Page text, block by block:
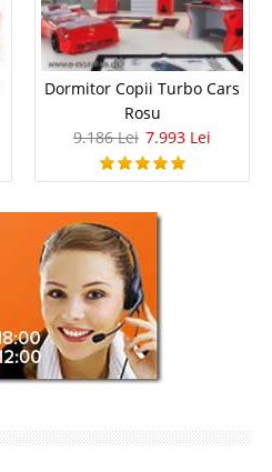
Dormitor Copii Turbo Cars
Rosu
9.186 Lei 7.993 Lei